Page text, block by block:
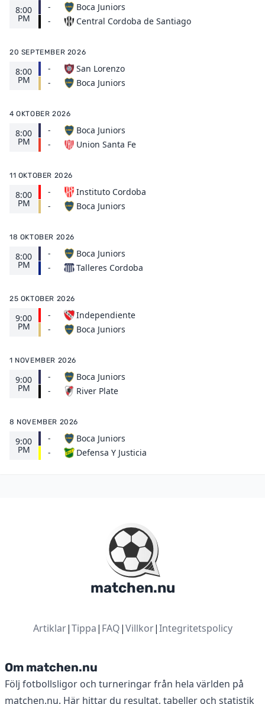
8:00
PM
-
-
Boca Juniors
Central Cordoba de Santiago
20 SEPTEMBER 2026
8:00
PM
-
-
San Lorenzo
Boca Juniors
4 OKTOBER 2026
8:00
PM
-
-
Boca Juniors
Union Santa Fe
11 OKTOBER 2026
8:00
PM
-
-
Instituto Cordoba
Boca Juniors
18 OKTOBER 2026
8:00
PM
-
-
Boca Juniors
Talleres Cordoba
25 OKTOBER 2026
9:00
PM
-
-
Independiente
Boca Juniors
1 NOVEMBER 2026
9:00
PM
-
-
Boca Juniors
River Plate
8 NOVEMBER 2026
9:00
PM
-
-
Boca Juniors
Defensa Y Justicia
matchen.nu
Artiklar|Tippa| FAQ|Villkor|Integritetspolicy
Om matchen.nu
Följ fotbollsligor och turneringar från hela världen på
matchen.nu. Här hittar du resultat, tabeller och statistik